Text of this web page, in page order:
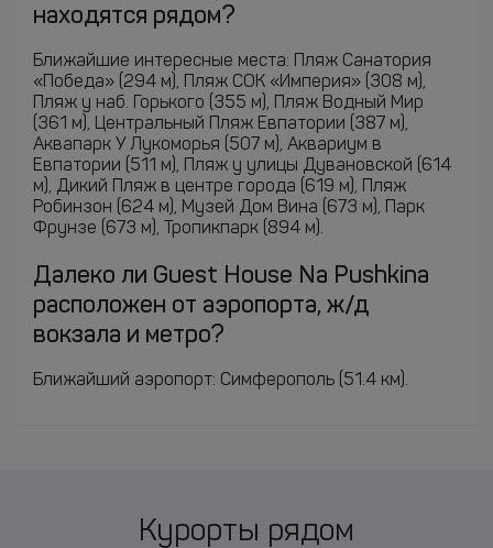
находятся рядом?
Ближайшие интересные места: Пляж Санатория
«Победа» (294 м), Пляж СОК «Империя» (308 м),
Пляж у наб. Горького (355 м), Пляж Водный Мир
(361 м), Центральный Пляж Евпатории (387 м),
Аквапарк У Лукоморья (507 м), Аквариум в
Евпатории (511 м), Пляж у улицы Дувановской (614
м), Дикий Пляж в центре города (619 м), Пляж
Робинзон (624 м), Музей Дом Вина (673 м), Парк
Фрунзе (673 м), Тропикпарк (894 м).
Далеко ли Guest House Na Pushkina
расположен от аэропорта, ж/д
вокзала и метро?
Ближайший аэропорт: Симферополь (51.4 км).
Курорты рядом